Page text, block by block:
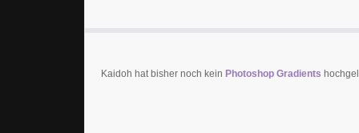
Kaidoh hat bisher noch kein Photoshop Gradients